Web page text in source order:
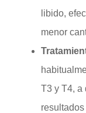
libido,
menor
T3 y T4, a